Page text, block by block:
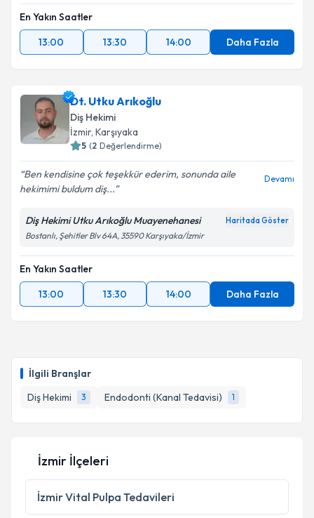
İlgili Branşlar
Diş Hekimi
3 Endodonti (Kanal Tedavisi) 1
En Yakın Saatler
13:00
13:30 14:00 Daha Fazla
Dt. Utku Arıkoğlu
Diş Hekimi
İzmir, Karşıyaka
5 (2 Değerlendirme)
Ben kendisine çok teşekkür ederim, sonunda aile
hekimimi buldum diş...
Devamı
Diş Hekimi Utku Arıkoğlu Muayenehanesi Haritada Göster
Bostanlı, Şehitler Blv 64A, 35590 Karşıyaka/İzmir
En Yakın Saatler
13:00
13:30 14:00 Daha Fazla
İzmir İlçeleri
İzmirVital Pulpa Tedavileri